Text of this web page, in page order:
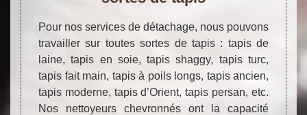
Pour nos services de détachage, nous pouvons
travailler sur toutes sortes de tapis : tapis de
laine, tapis en soie, tapis shaggy, tapis turc,
tapis fait main, tapis à poils longs, tapis ancien,
tapis moderne, tapis d’Orient, tapis persan, etc.
Nos nettoyeurs chevronnés ont la capacité